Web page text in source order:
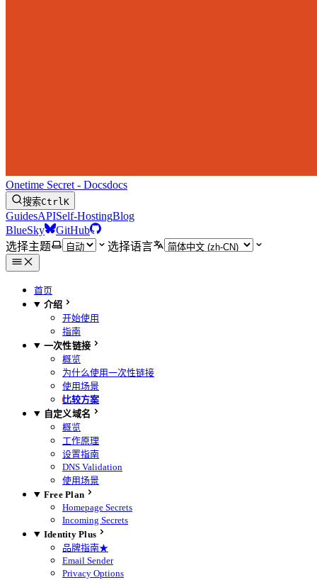
Onetime Secret - Docsdocs
搜索CtrlK
GuidesAPISelf-HostingBlog
BlueSky
GitHub
选择主题
选择语言
首页
介绍
开始使用
指南
一次性链接
概览
为什么使用一次性链接
使用场景
比较方案
自定义域名
概览
工作原理
设置指南
DNS Validation
使用场景
Free Plan
Homepage Secrets
Incoming Secrets
Identity Plus
品牌指南★
Email Sender
Privacy Options